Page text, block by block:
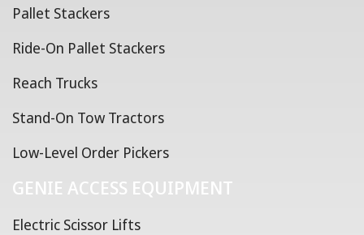
Pallet Stackers
Ride-On Pallet Stackers
Reach Trucks
Stand-On Tow Tractors
Low-Level Order Pickers
GENIE ACCESS EQUIPMENT
Electric Scissor Lifts